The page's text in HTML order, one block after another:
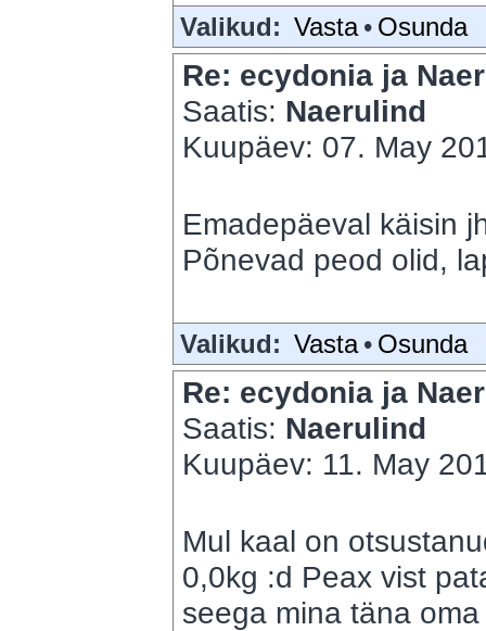
Valikud: Vasta • Osunda
Re: ecydonia ja
Saatis: Naerulind
Kuupäev: 07. May
Emadepäeval käisin
Põnevad peod olid,
Valikud: Vasta • Osunda
Re: ecydonia ja
Saatis: Naerulind
Kuupäev: 11. May
Mul kaal on
0,0kg :d Peax vist
seega mina täna